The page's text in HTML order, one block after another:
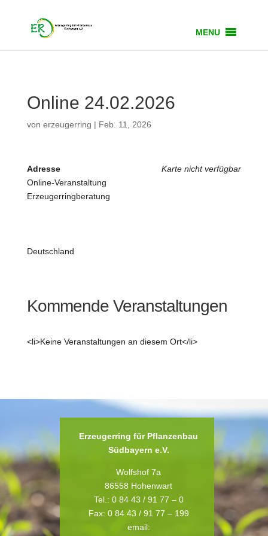
MENU
Online 24.02.2026
von erzeugerring | Feb. 11, 2026
Karte nicht verfügbar
Adresse
Online-Veranstaltung
Erzeugerringberatung
Deutschland
Kommende Veranstaltungen
<li>Keine Veranstaltungen an diesem Ort</li>
Erzeugerring für Pflanzenbau
Südbayern e.V.
Wolfshof 7a
86558 Hohenwart
Tel.: 0 84 43 / 91 77 – 0
Fax: 0 84 43 / 91 77 – 199
email: